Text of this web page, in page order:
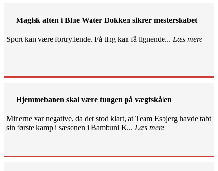
Magisk aften i Blue Water Dokken sikrer mesterskabet
Sport kan være fortryllende. Få ting kan få lignende... Læs mere
Hjemmebanen skal være tungen på vægtskålen
Minerne var negative, da det stod klart, at Team Esbjerg havde tabt
sin første kamp i sæsonen i Bambuni K... Læs mere